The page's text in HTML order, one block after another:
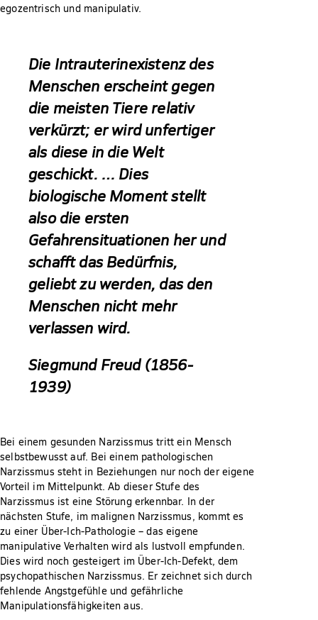
egozentrisch und manipulativ.
Die Intrauterinexistenz des
Menschen erscheint gegen
die meisten Tiere relativ
verkürzt; er wird unfertiger
als diese in die Welt
geschickt. … Dies
biologische Moment stellt
also die ersten
Gefahrensituationen her und
schafft das Bedürfnis,
geliebt zu werden, das den
Menschen nicht mehr
verlassen wird.
Siegmund Freud (1856-
1939)
Bei einem gesunden Narzissmus tritt ein Mensch
selbstbewusst auf. Bei einem pathologischen
Narzissmus steht in Beziehungen nur noch der eigene
Vorteil im Mittelpunkt. Ab dieser Stufe des
Narzissmus ist eine Störung erkennbar. In der
nächsten Stufe, im malignen Narzissmus, kommt es
zu einer Über-Ich-Pathologie – das eigene
manipulative Verhalten wird als lustvoll empfunden.
Dies wird noch gesteigert im Über-Ich-Defekt, dem
psychopathischen Narzissmus. Er zeichnet sich durch
fehlende Angstgefühle und gefährliche
Manipulationsfähigkeiten aus.